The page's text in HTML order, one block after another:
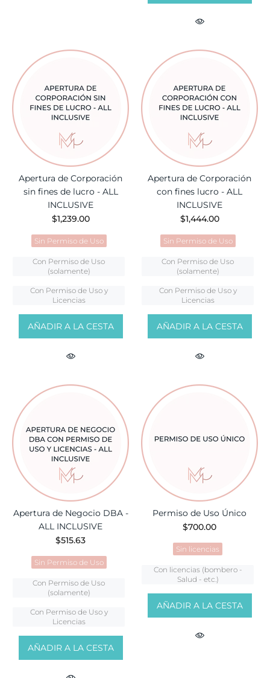
Apertura de Corporación
sin fines de lucro - ALL
INCLUSIVE
$1,239.00
Sin Permiso de Uso
Con Permiso de Uso
(solamente)
Con Permiso de Uso y
Licencias
AÑADIR A LA CESTA
Apertura de Corporación
con fines lucro - ALL
INCLUSIVE
$1,444.00
Sin Permiso de Uso
Con Permiso de Uso
(solamente)
Con Permiso de Uso y
Licencias
AÑADIR A LA CESTA
Apertura de Negocio DBA -
ALL INCLUSIVE
$515.63
Sin Permiso de Uso
Con Permiso de Uso
(solamente)
Con Permiso de Uso y
Licencias
AÑADIR A LA CESTA
Permiso de Uso Único
$700.00
Sin licencias
Con licencias (bombero -
Salud - etc.)
AÑADIR A LA CESTA